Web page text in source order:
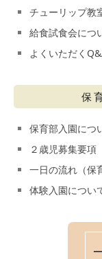
チューリップ教
給食試食会につ
よくいただく
保
保育部入園につ
２歳児募集要項
一日の流れ（保
体験入園につい